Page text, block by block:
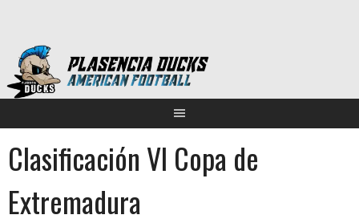
contenido
Clasificación VI Copa de
Extremadura